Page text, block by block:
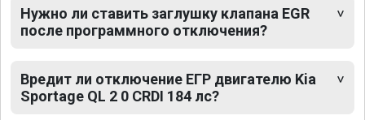
Нужно ли ставить заглушку клапана EGR
после программного отключения?
Вредит ли отключение ЕГР двигателю Kia
Sportage QL 2 0 CRDI 184 лс?